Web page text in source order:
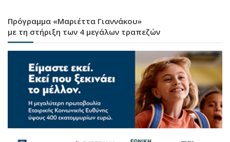
Πρόγραμμα «Μαριέττα Γιαννάκου»
με τη στήριξη των 4 μεγάλων τραπεζών